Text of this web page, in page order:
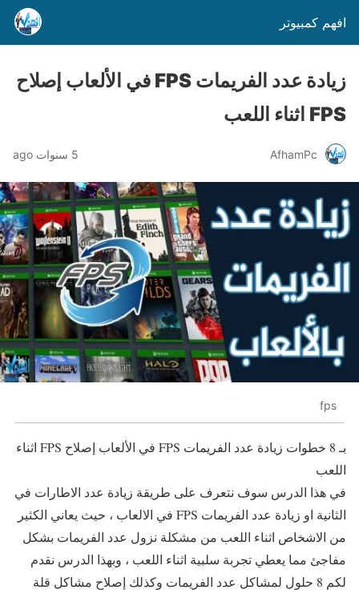
افهم كمبيوتر
زيادة عدد الفريمات FPS في الألعاب إصلاح
FPS اثناء اللعب
AfhamPc 5 سنوات ago
fps
بـ 8 خطوات زيادة عدد الفريمات FPS في الألعاب إصلاح FPS اثناء
اللعب
في هذا الدرس سوف نتعرف على طريقة زيادة عدد الاطارات في
الثانية او زيادة عدد الفريمات FPS في الالعاب ، حيث يعاني الكثير
من الاشخاص اثناء اللعب من مشكلة نزول عدد الفريمات بشكل
مفاجئ مما يعطي تجربة سلبية اثناء اللعب ، وبهذا الدرس نقدم
لكم 8 حلول لمشاكل عدد الفريمات وكذلك إصلاح مشاكل قلة